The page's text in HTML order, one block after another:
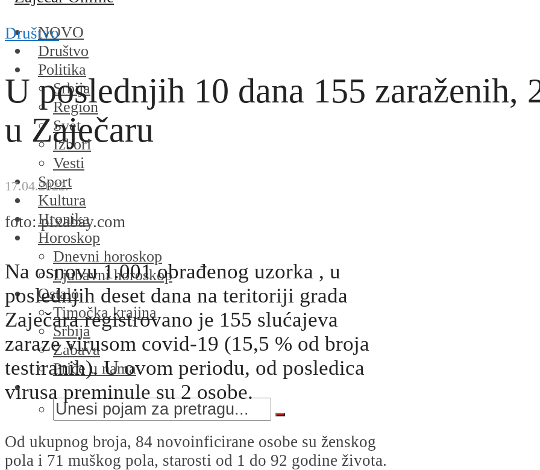
NOVO
Društvo
Politika
Srbija
Region
Svet
Izbori
Vesti
Sport
Kultura
Hronika
Horoskop
Dnevni horoskop
Ljubavni horoskop
Ostalo
Timočka krajina
Srbija
Zabava
Priče u nama
Društvo
U poslednjih 10 dana 155 zaraženih,
u Zaječaru
17.04.2022.
foto: pixabay.com
Na osnovu 1.001 obrađenog uzorka , u
poslednjih deset dana na teritoriji grada
Zaječara registrovano je 155 slućajeva
zaraze virusom covid-19 (15,5 % od broja
testiranih). U ovom periodu, od posledica
virusa preminule su 2 osobe.
Od ukupnog broja, 84 novoinficirane osobe su ženskog
pola i 71 muškog pola, starosti od 1 do 92 godine života.